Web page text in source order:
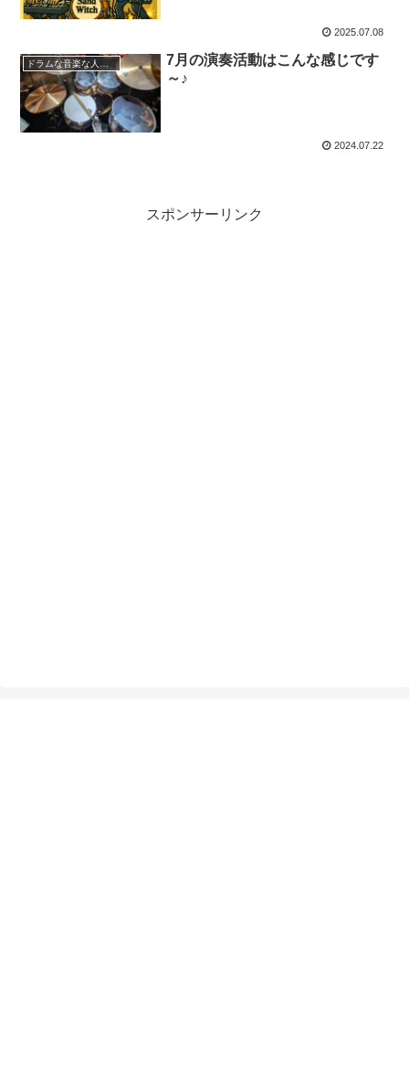
2025.07.08
ドラムな音楽な人生～
7月の演奏活動はこんな感じです
～♪
2024.07.22
スポンサーリンク